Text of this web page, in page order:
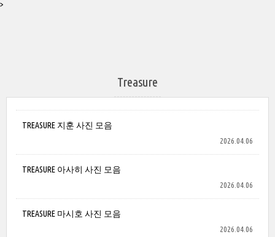
>
Treasure
TREASURE 지훈 사진 모음
2026.04.06
TREASURE 아사히 사진 모음
2026.04.06
TREASURE 마시호 사진 모음
2026.04.06